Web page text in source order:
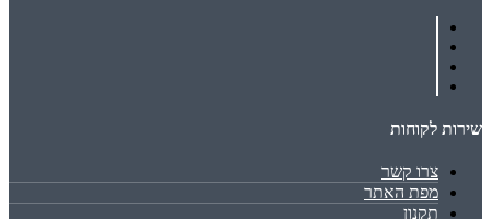
שירות לקוחות
צרו קשר
מפת האתר
תקנון